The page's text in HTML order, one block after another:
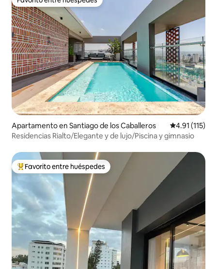
Favorito entre huéspedes
Apartamento en Santiago de los Caballeros Calificación
4.91 (115)
Residencias Rialto/Elegante y de lujo/Piscina y gimnasio
Favorito entre huéspedes preferido
Favorito entre huéspedes